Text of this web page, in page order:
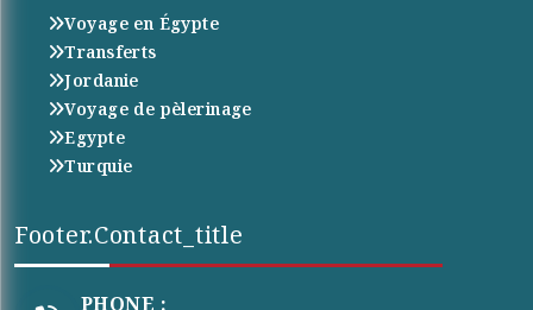
Voyage en Égypte
Transferts
Jordanie
Voyage de pèlerinage
Egypte
Turquie
Footer.contact_title
PHONE :